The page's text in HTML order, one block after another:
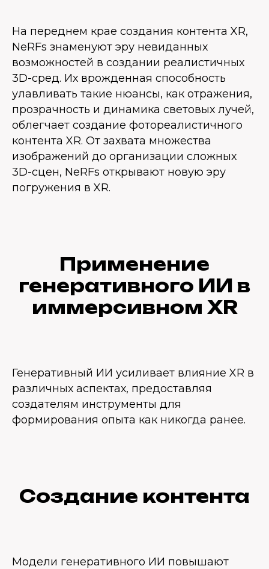
На переднем крае создания контента XR,
NeRFs знаменуют эру невиданных
возможностей в создании реалистичных
3D-сред. Их врожденная способность
улавливать такие нюансы, как отражения,
прозрачность и динамика световых лучей,
облегчает создание фотореалистичного
контента XR. От захвата множества
изображений до организации сложных
3D-сцен, NeRFs открывают новую эру
погружения в XR.
Применение
генеративного ИИ в
иммерсивном XR
Генеративный ИИ усиливает влияние XR в
различных аспектах, предоставляя
создателям инструменты для
формирования опыта как никогда ранее.
Создание контента
Модели генеративного ИИ повышают